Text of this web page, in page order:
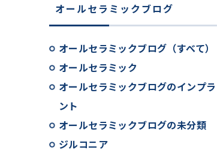
オールセラミックブログ
オールセラミックブログ（すべて）
オールセラミック
オールセラミックブログのインプラ
ント
オールセラミックブログの未分類
ジルコニア